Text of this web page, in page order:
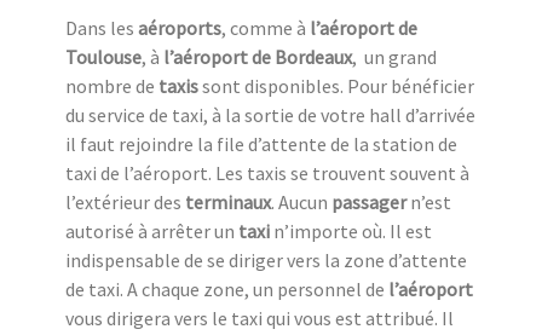
Dans les aéroports, comme à l’aéroport de
Toulouse, à l’aéroport de Bordeaux, un grand
nombre de taxissont disponibles. Pour bénéficier
du service de taxi, à la sortie de votre hall d’arrivée
il faut rejoindre la file d’attente de la station de
taxi de l’aéroport. Les taxis se trouvent souvent à
l’extérieur des terminaux. Aucun passagern’est
autorisé à arrêter un taxi n’importe où. Il est
indispensable de se diriger vers la zone d’attente
de taxi. A chaque zone, un personnel de l’aéroport
vous dirigera vers le taxi qui vous est attribué. Il